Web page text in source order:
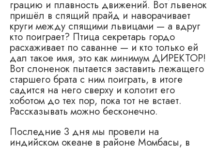
грацию и плавность движений. Вот львенок
пришёл в спящий прайд и наворачивает
круги между спящими львицами — а вдруг
кто поиграет? Птица секретарь гордо
расхаживает по саванне — и кто только ей
дал такое имя, это как минимум ДИРЕКТОР!
Вот слоненок пытается заставить лежащего
старшего брата с ним поиграть, в итоге
садится на него сверху и колотит его
хоботом до тех пор, пока тот не встает.
Рассказывать можно бесконечно.
Последние 3 дня мы провели на
индийском океане в районе Момбасы, в